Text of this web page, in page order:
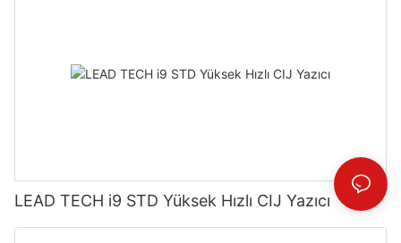
LEAD TECH i9 STD Yüksek Hızlı CIJ Yazıcı